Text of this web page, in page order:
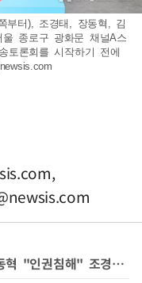
부터), 조경태, 장동혁, 김
종로구 광화문 채널A스
토론회를 시작하기 전에
,
특검 尹체포영장 집행에 김문수·장동혁 "인권침해" 조경태·안철수 "법치 지켜야"